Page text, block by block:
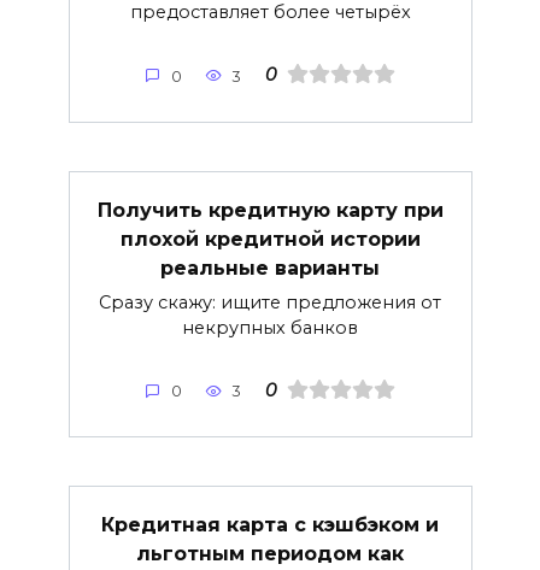
предоставляет более четырёх
0 3 0
Получить кредитную карту при
плохой кредитной истории
реальные варианты
Сразу скажу: ищите предложения от
некрупных банков
0 3 0
Кредитная карта с кэшбэком и
льготным периодом как